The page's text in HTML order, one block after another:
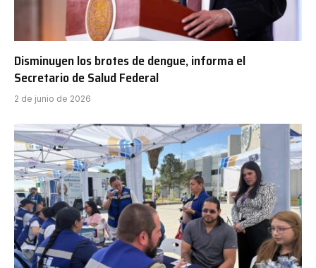
Disminuyen los brotes de dengue, informa el
Secretario de Salud Federal
2 de junio de 2026